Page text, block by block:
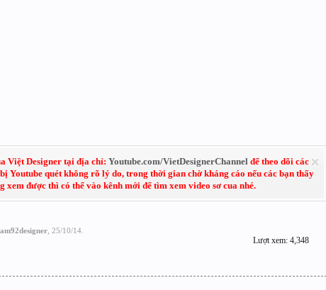
Việt Designer tại địa chỉ: Youtube.com/VietDesignerChannelđể theo dõi các
Youtube quét không rõ lý do, trong thời gian chờ kháng cáo nếu các bạn thấy
xem được thì có thể vào kênh mới để tìm xem video sơ cua nhé.
, 25/10/14.
Lượt xem: 4,348